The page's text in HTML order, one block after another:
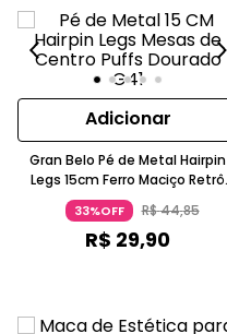
Adicionar
Gran Belo Pé de Metal Hairpin
Legs 15cm Ferro Maciço Retrô
Dourado G41
33%OFF R$44,85
R$ 29,90